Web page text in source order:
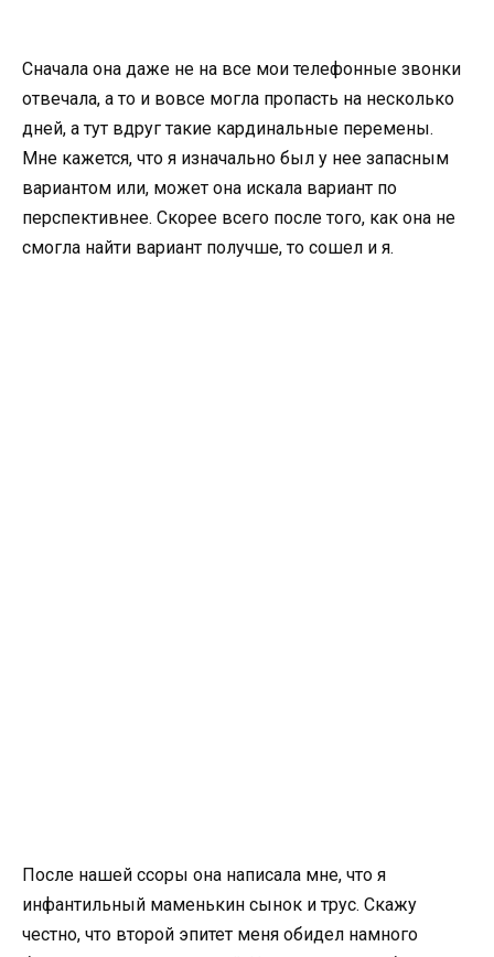
Сначала она даже не на все мои телефонные звонки
отвечала, а то и вовсе могла пропасть на несколько
дней, а тут вдруг такие кардинальные перемены.
Мне кажется, что я изначально был у нее запасным
вариантом или, может она искала вариант по
перспективнее. Скорее всего после того, как она не
смогла найти вариант получше, то сошел и я.
После нашей ссоры она написала мне, что я
инфантильный маменькин сынок и трус. Скажу
честно, что второй эпитет меня обидел намного